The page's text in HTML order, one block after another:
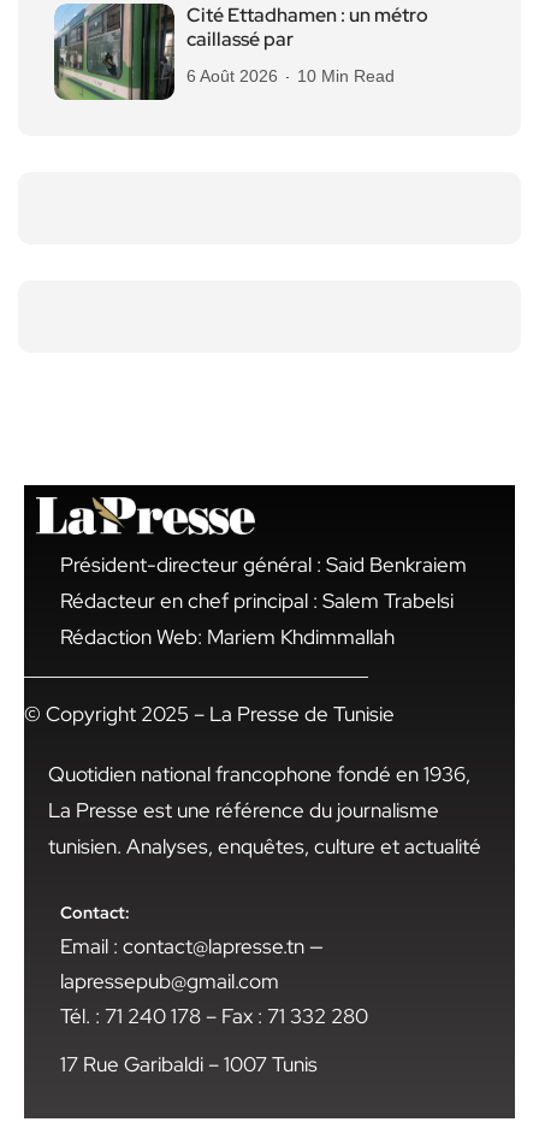
Cité Ettadhamen : un métro
caillassé par
6 Août 2026 10 Min Read
Président-directeur général : Said Benkraiem
Rédacteur en chef principal : Salem Trabelsi
Rédaction Web: Mariem Khdimmallah
© Copyright 2025 – La Presse de Tunisie
Quotidien national francophone fondé en 1936,
La Presse est une référence du journalisme
tunisien. Analyses, enquêtes, culture et actualité
Contact:
Email : contact@lapresse.tn —
lapressepub@gmail.com
Tél. : 71 240 178 – Fax : 71 332 280
17 Rue Garibaldi – 1007 Tunis